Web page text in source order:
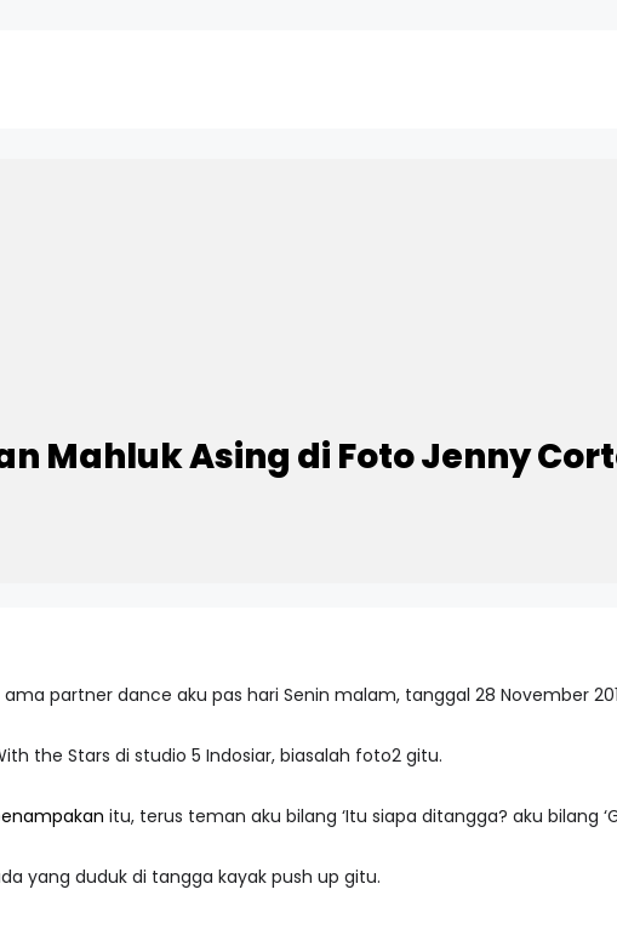
Mahluk Asing di Foto Jenny
partner dance aku pas hari Senin malam, tanggal 28 November
the Stars di studio 5 Indosiar, biasalah foto2 gitu.
itu, terus teman aku bilang ‘Itu siapa ditangga? aku bilang
yang duduk di tangga kayak push up gitu.